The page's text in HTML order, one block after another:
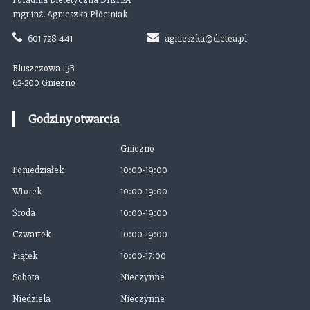
p
u
mgr inż. Agnieszka Płóciniak
601 728 441 agnieszka@dietea.pl
Bluszczowa 13B
62-200 Gniezno
Godziny otwarcia
Gniezno
Poniedziałek
10:00-19:00
Wtorek
10:00-19:00
Środa
10:00-19:00
Czwartek
10:00-19:00
Piątek
10:00-17:00
Sobota
Nieczynne
Niedziela
Nieczynne